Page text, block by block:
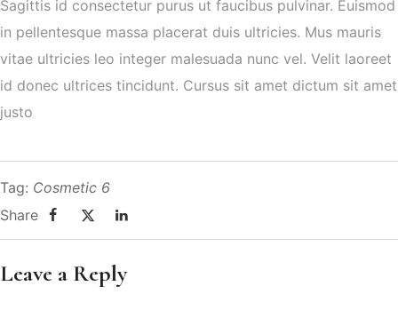
Sagittis id consectetur purus ut faucibus pulvinar. Euismod
in pellentesque massa placerat duis ultricies. Mus mauris
vitae ultricies leo integer malesuada nunc vel. Velit laoreet
id donec ultrices tincidunt. Cursus sit amet dictum sit amet
justo
Tag: Cosmetic 6
Share
Leave a Reply